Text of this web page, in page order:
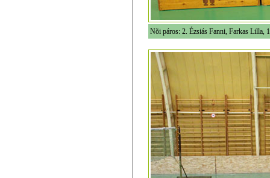
Nõi páros: 2. Ézsiás Fanni, Farkas Lilla,